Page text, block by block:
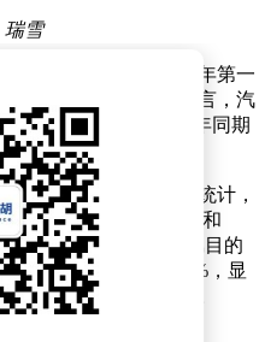
瑞雪
会最新数据显示，今年第一
的增长态势。具体而言，汽
量则为747万辆，与去年同期
。
的表现尤为亮眼。据统计，
分别达到了318.2万辆和
和47.1%。更令人瞩目的
占比已经攀升至41.2%，显
求和市场的快速接纳。